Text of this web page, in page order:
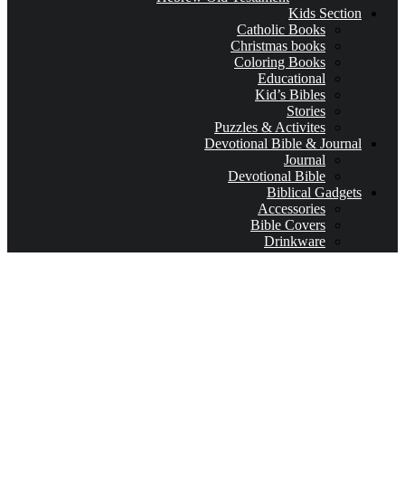
Kids Section
Catholic Books
Christmas books
Coloring Books
Educational
Kid’s Bibles
Stories
Puzzles & Activites
Devotional Bible & Journal
Journal
Devotional Bible
Biblical Gadgets
Accessories
Bible Covers
Drinkware
Bible Verses & Prayer Cards